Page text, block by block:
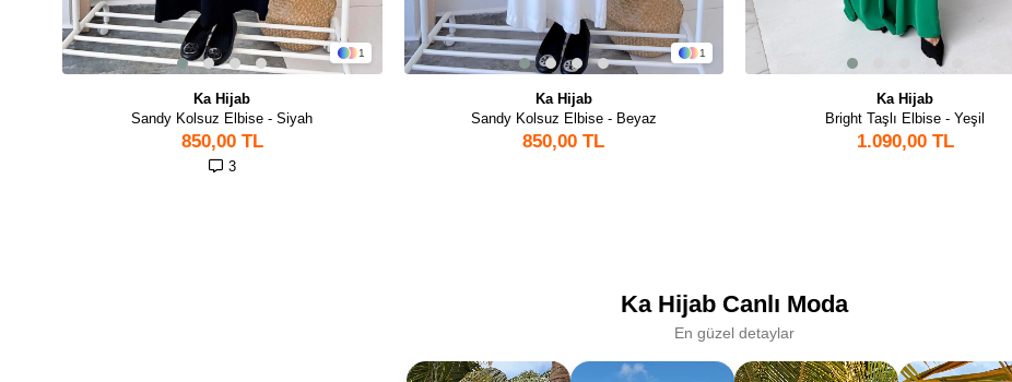
1
Ka Hijab
Sandy Kolsuz Elbise - Siyah
3
850,00 TL
1
Ka Hijab
Sandy Kolsuz Elbise - Beyaz
850,00 TL
Ka Hijab
Bright Taşlı Elbise - Yeşil
1.090,00 TL
Ka Hijab Canlı Moda
En güzel detaylar